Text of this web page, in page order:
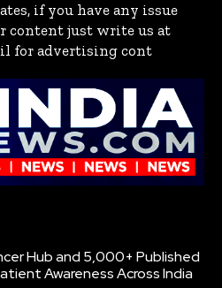
if you have any issue
content just write us at
for advertising cont
Hub and 5,000+ Published
Awareness Across India